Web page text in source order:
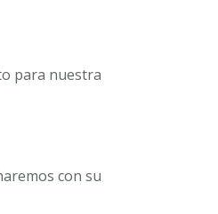
para nuestra
con su